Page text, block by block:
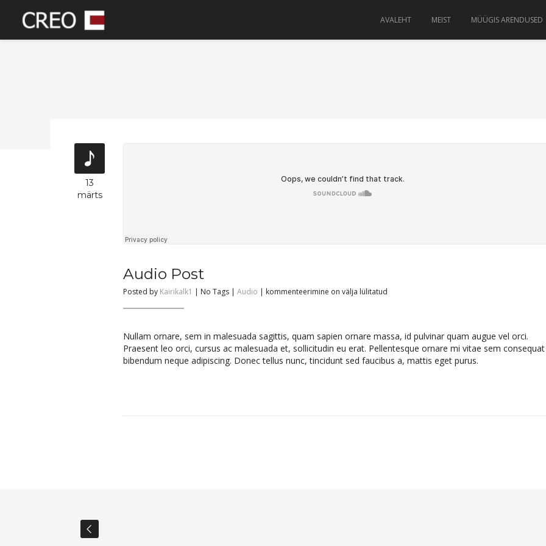
AVALEHT MEIST MÜÜGIS ARENDUSED
13
märts
Audio Post
Posted by Kairikalk1 | No Tags | Audio | Audio
kommenteerimine on välja lülitatud
Nullam ornare, sem in malesuada sagittis, quam sapien ornare massa, id pulvinar quam augue vel orci.
Praesent leo orci, cursus ac malesuada et, sollicitudin eu erat. Pellentesque ornare mi vitae sem
bibendum neque adipiscing. Donec tellus nunc, tincidunt sed faucibus a, mattis eget purus.